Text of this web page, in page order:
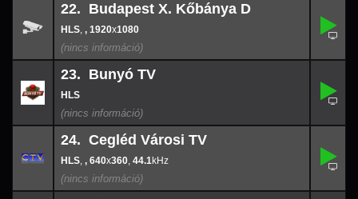
22.
22. Budapest X. Kőbánya D
, , 1920x1080
,
1920x
23.
23. Bunyó TV
24.
24. Cegléd Városi TV
, , 640x360, 44.1 x360
44.1